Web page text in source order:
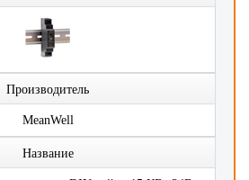
Производитель
MeanWell
Название